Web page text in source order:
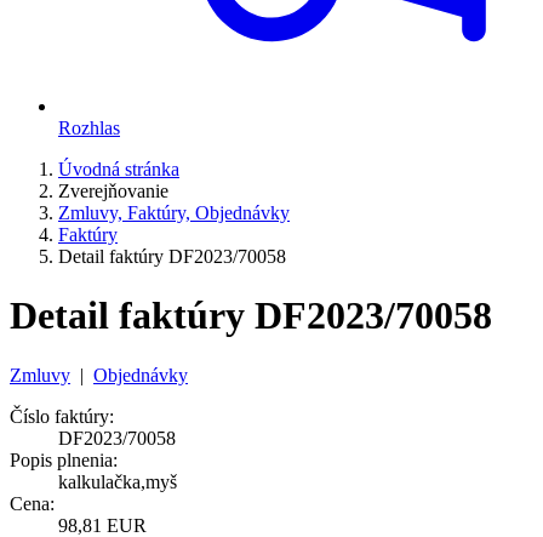
Rozhlas
Úvodná stránka
Zverejňovanie
Zmluvy, Faktúry, Objednávky
Faktúry
Detail faktúry DF2023/70058
Detail faktúry DF2023/70058
Zmluvy | Objednávky
Číslo faktúry:
DF2023/70058
Popis plnenia:
kalkulačka,myš
Cena:
98,81 EUR